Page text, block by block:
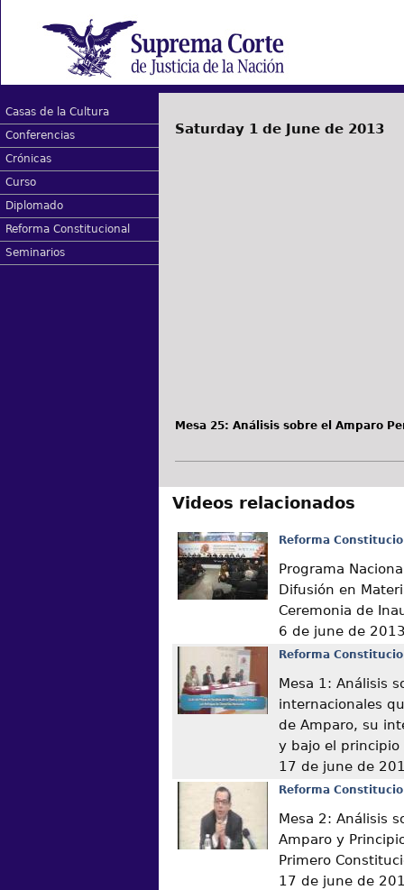
Casas de la Cultura
Conferencias
Crónicas
Curso
Diplomado
Reforma Constitucional
Seminarios
Saturday 1 de June de 2013
Mesa 25: Análisis sobre el Amparo
Videos relacionados
Reforma
Programa
Difusión en
Ceremonia de
6 de june de
Reforma
Mesa 1: Análisis
internacionales
de Amparo, su
y bajo el principio
17 de june de
Reforma
Mesa 2: Análisis
Amparo y
Primero
17 de june de